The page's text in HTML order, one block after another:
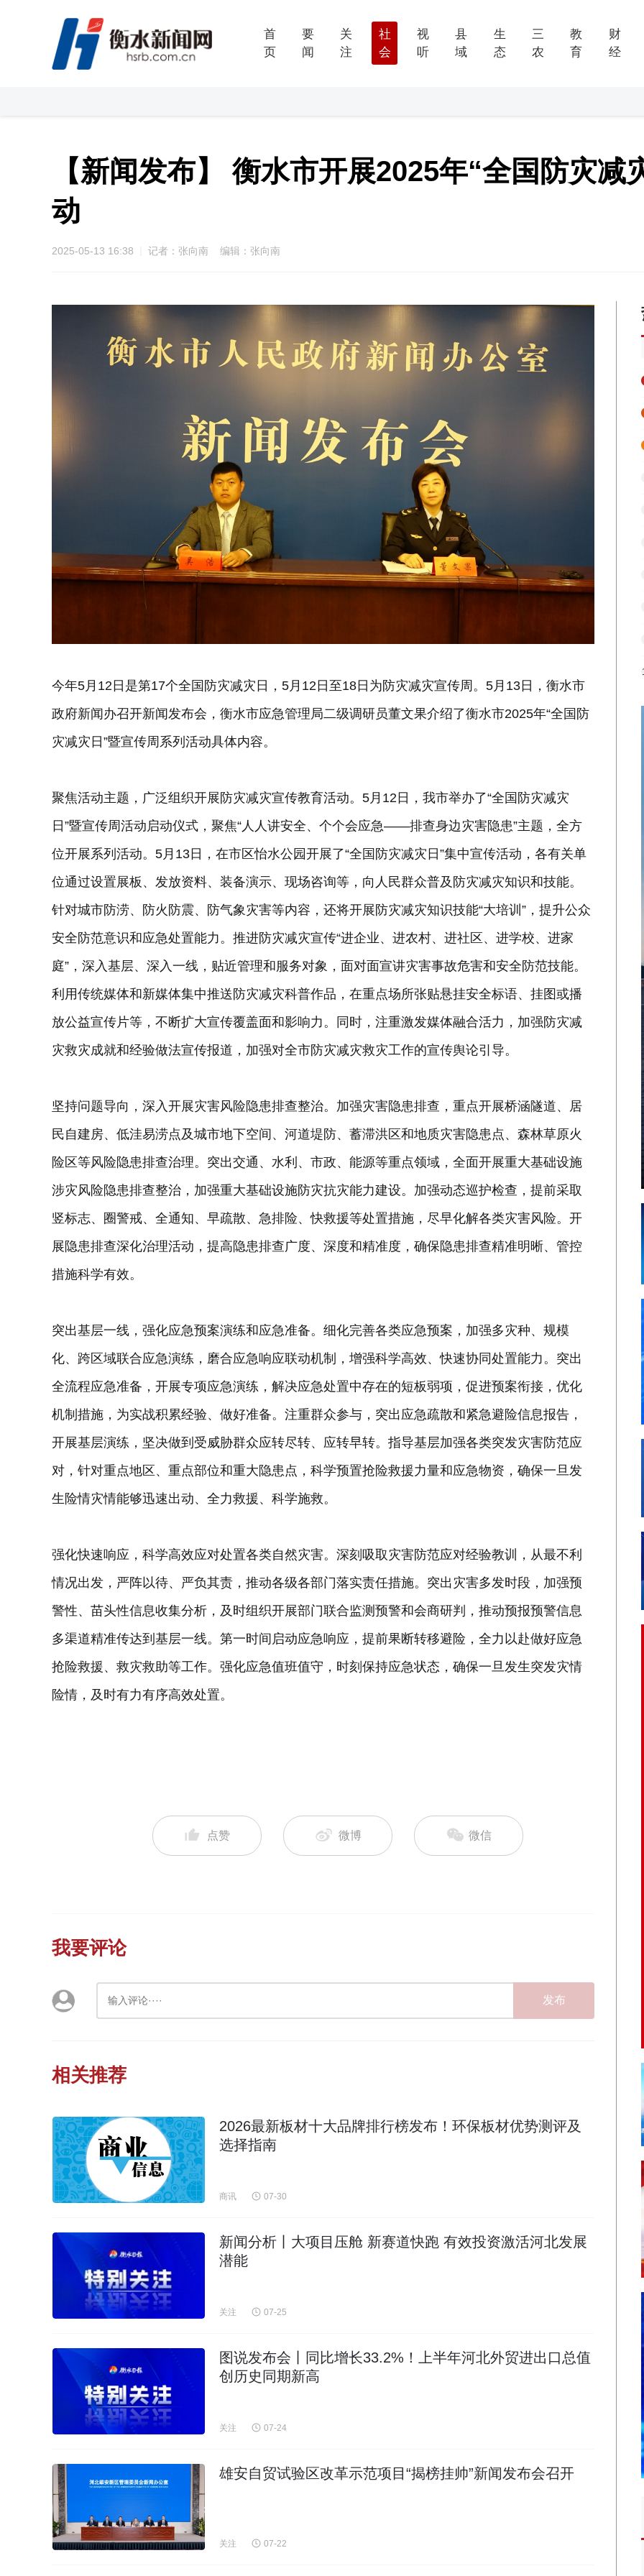
首
页
要
闻
关
注
社
会
视
听
县
域
生
态
三
农
教
育
财
经
【新闻发布】 衡水市开展2025年“全国防灾减
动
2025-05-13 16:38 记者：张向南 编辑：张向南
今年5月12日是第17个全国防灾减灾日，5月12日至18日为防灾减灾宣传周。5月13日，衡水市
政府新闻办召开新闻发布会，衡水市应急管理局二级调研员董文果介绍了衡水市2025年“全国防
灾减灾日”暨宣传周系列活动具体内容。
聚焦活动主题，广泛组织开展防灾减灾宣传教育活动。5月12日，我市举办了“全国防灾减灾
日”暨宣传周活动启动仪式，聚焦“人人讲安全、个个会应急——排查身边灾害隐患”主题，全方
位开展系列活动。5月13日，在市区怡水公园开展了“全国防灾减灾日”集中宣传活动，各有关单
位通过设置展板、发放资料、装备演示、现场咨询等，向人民群众普及防灾减灾知识和技能。
针对城市防涝、防火防震、防气象灾害等内容，还将开展防灾减灾知识技能“大培训”，提升公众
安全防范意识和应急处置能力。推进防灾减灾宣传“进企业、进农村、进社区、进学校、进家
庭”，深入基层、深入一线，贴近管理和服务对象，面对面宣讲灾害事故危害和安全防范技能。
利用传统媒体和新媒体集中推送防灾减灾科普作品，在重点场所张贴悬挂安全标语、挂图或播
放公益宣传片等，不断扩大宣传覆盖面和影响力。同时，注重激发媒体融合活力，加强防灾减
灾救灾成就和经验做法宣传报道，加强对全市防灾减灾救灾工作的宣传舆论引导。
坚持问题导向，深入开展灾害风险隐患排查整治。加强灾害隐患排查，重点开展桥涵隧道、居
民自建房、低洼易涝点及城市地下空间、河道堤防、蓄滞洪区和地质灾害隐患点、森林草原火
险区等风险隐患排查治理。突出交通、水利、市政、能源等重点领域，全面开展重大基础设施
涉灾风险隐患排查整治，加强重大基础设施防灾抗灾能力建设。加强动态巡护检查，提前采取
竖标志、圈警戒、全通知、早疏散、急排险、快救援等处置措施，尽早化解各类灾害风险。开
展隐患排查深化治理活动，提高隐患排查广度、深度和精准度，确保隐患排查精准明晰、管控
措施科学有效。
突出基层一线，强化应急预案演练和应急准备。细化完善各类应急预案，加强多灾种、规模
化、跨区域联合应急演练，磨合应急响应联动机制，增强科学高效、快速协同处置能力。突出
全流程应急准备，开展专项应急演练，解决应急处置中存在的短板弱项，促进预案衔接，优化
机制措施，为实战积累经验、做好准备。注重群众参与，突出应急疏散和紧急避险信息报告，
开展基层演练，坚决做到受威胁群众应转尽转、应转早转。指导基层加强各类突发灾害防范应
对，针对重点地区、重点部位和重大隐患点，科学预置抢险救援力量和应急物资，确保一旦发
生险情灾情能够迅速出动、全力救援、科学施救。
强化快速响应，科学高效应对处置各类自然灾害。深刻吸取灾害防范应对经验教训，从最不利
情况出发，严阵以待、严负其责，推动各级各部门落实责任措施。突出灾害多发时段，加强预
警性、苗头性信息收集分析，及时组织开展部门联合监测预警和会商研判，推动预报预警信息
多渠道精准传达到基层一线。第一时间启动应急响应，提前果断转移避险，全力以赴做好应急
抢险救援、救灾救助等工作。强化应急值班值守，时刻保持应急状态，确保一旦发生突发灾情
险情，及时有力有序高效处置。
点赞 微博 微信
我要评论
发布
相关推荐
2026最新板材十大品牌排行榜发布！环保板材优势测评及
选择指南
商讯 07-30
新闻分析丨大项目压舱 新赛道快跑 有效投资激活河北发展
潜能
关注 07-25
图说发布会丨同比增长33.2%！上半年河北外贸进出口总值
创历史同期新高
关注 07-24
雄安自贸试验区改革示范项目“揭榜挂帅”新闻发布会召开
关注 07-22